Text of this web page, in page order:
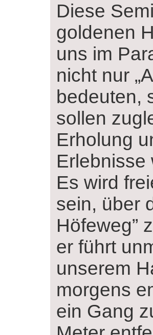
Diese
goldenen
uns im
nicht nur
bedeuten,
sollen
Erholung
Erlebnisse
Es wird
sein, über
Höfeweg”
er führt
unserem
morgens
ein Gang